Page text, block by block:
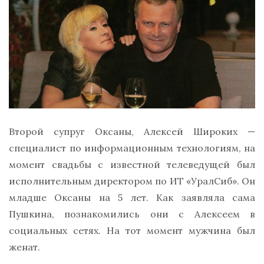
Второй супруг Оксаны, Алексей Широких —
специалист по информационным технологиям, на
момент свадьбы с известной телеведущей был
исполнительным директором по ИТ «УралСиб». Он
младше Оксаны на 5 лет. Как заявляла сама
Пушкина, познакомились они с Алексеем в
социальных сетях. На тот момент мужчина был
женат.